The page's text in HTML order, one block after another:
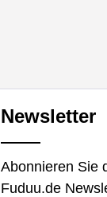
Newsletter
Abonnieren Sie
Fuduu.de